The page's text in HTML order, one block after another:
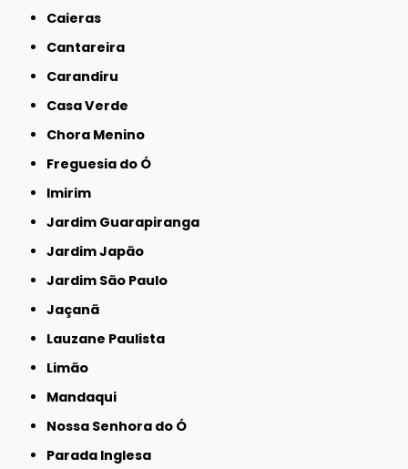
Caieras
Cantareira
Carandiru
Casa Verde
Chora Menino
Freguesia do Ó
Imirim
Jardim Guarapiranga
Jardim Japão
Jardim São Paulo
Jaçanã
Lauzane Paulista
Limão
Mandaqui
Nossa Senhora do Ó
Parada Inglesa